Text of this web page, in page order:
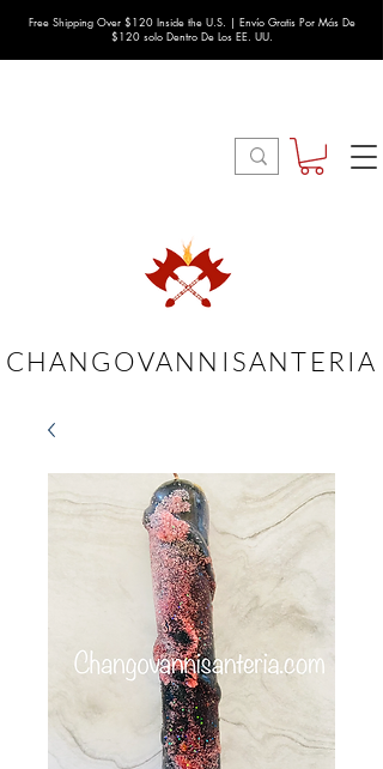
Free Shipping Over $120 Inside the U.S. | Envío Gratis Por Más De
$120 solo Dentro De Los EE. UU.
CHANGOVANNISANTERIA